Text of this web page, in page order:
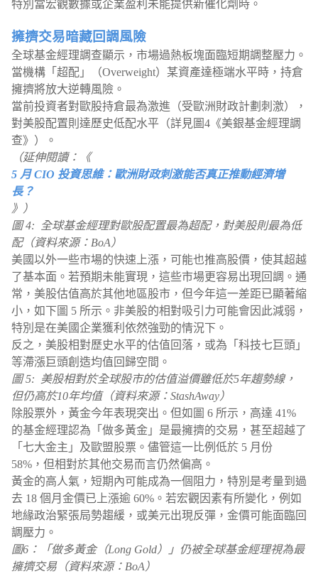
特別當宏觀數據或企業盈利未能提供新催化劑時。
擁擠交易暗藏回調風險
全球基金經理調查顯示，市場過熱板塊面臨短期調整壓力。
當機構「超配」（Overweight）某資產達極端水平時，持倉
擁擠將放大逆轉風險。
當前投資者對歐股持倉最為激進（受歐洲財政計劃刺激），
對美股配置則達歷史低配水平（詳見圖4《美銀基金經理調
查》）。
（延伸閱讀：《
5 月 CIO 投資思維：歐洲財政刺激能否真正推動經濟增
長？
》）
圖 4: 全球基金經理對歐股配置最為超配，對美股則最為低
配（資料來源：BoA）
美國以外一些市場的快速上漲，可能也推高股價，使其超越
了基本面。若預期未能實現，這些市場更容易出現回調。通
常，美股估值高於其他地區股市，但今年這一差距已顯著縮
小，如下圖 5 所示。非美股的相對吸引力可能會因此減弱，
特別是在美國企業獲利依然強勁的情況下。
反之，美股相對歷史水平的估值回落，或為「科技七巨頭」
等滯漲巨頭創造均值回歸空間。
圖 5: 美股相對於全球股市的估值溢價雖低於5年趨勢線，
但仍高於10年均值（資料來源：StashAway）
除股票外，黃金今年表現突出。但如圖 6 所示，高達 41%
的基金經理認為「做多黃金」是最擁擠的交易，甚至超越了
「七大金主」及歐盟股票。儘管這一比例低於 5 月份
58%，但相對於其他交易而言仍然偏高。
黃金的高人氣，短期內可能成為一個阻力，特別是考量到過
去 18 個月金價已上漲逾 60%。若宏觀因素有所變化，例如
地緣政治緊張局勢趨緩，或美元出現反彈，金價可能面臨回
調壓力。
圖6：「做多黃金（Long Gold）」仍被全球基金經理視為最
擁擠交易（資料來源：BoA）